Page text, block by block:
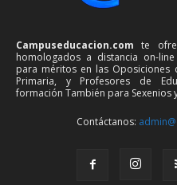
Campuseducacion.com te
homologados a distancia on-
para méritos en las Oposiciones
Primaria, y Profesores de
formación También para Sexenios
Contáctanos: